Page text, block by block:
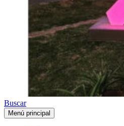
Buscar
Menú principal